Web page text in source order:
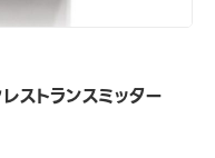
ストランスミッター